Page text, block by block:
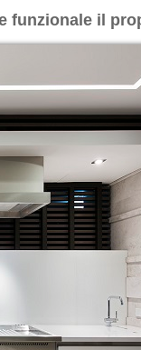
funzionale il